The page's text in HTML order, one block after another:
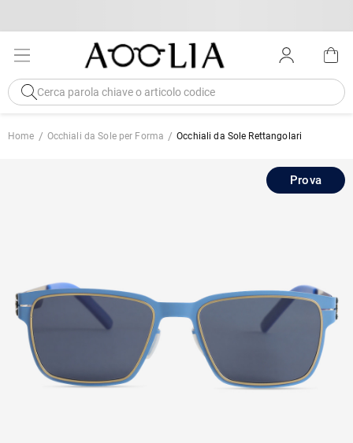
Home Occhiali da Sole per Forma Occhiali da Sole Rettangolari
Prova